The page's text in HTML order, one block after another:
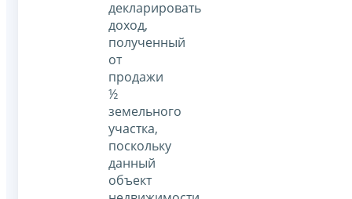
декларировать
доход,
полученный
от
продажи
½
земельного
участка,
поскольку
данный
объект